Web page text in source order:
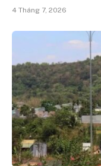
4 Tháng 7, 2026